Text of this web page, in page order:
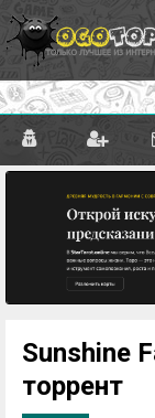
Sunshine
торрент